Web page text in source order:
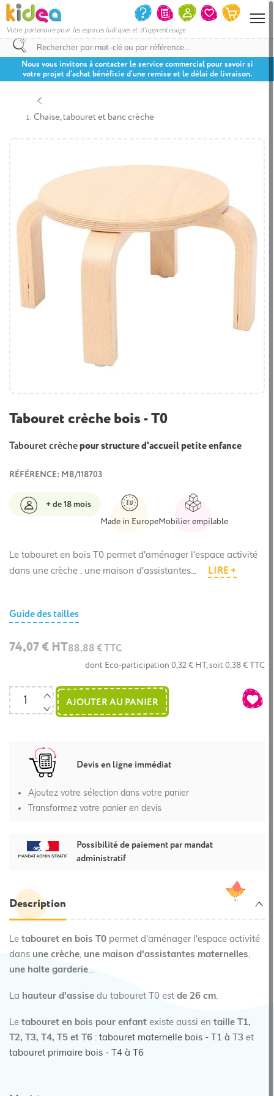
Votre partenaire pour les espaces ludiques et d'apprentissage
Nous vous invitons à contacter le service commercial pour savoir si
votre projet d’achat bénéficie d’une remise et le délai de livraison.
Chaise, tabouret et banc crèche
Tabouret crèche bois - T0
Tabouret crèche pour structure d'accueil petite enfance
RÉFÉRENCE: MB/118703
+ de 18 mois
Made in EuropeMobilier empilable
Le tabouret en bois T0 permet d'aménager l'espace activité
dans une crèche , une maison d'assistantes...
LIRE +
Guide des tailles
74,07 € HT88,88 € TTC
dont Eco-participation 0,32 € HT, soit 0,38 € TTC
AJOUTER AU PANIER
Devis en ligne immédiat
Ajoutez votre sélection dans votre panier
Transformez votre panier en devis
Possibilité de paiement par mandat
administratif
Description
Le tabouret en bois T0 permet d'aménager l'espace activité
dans une crèche, une maison d'assistantes maternelles,
une halte garderie…
La hauteur d'assise du tabouret T0 est de 26 cm.
Le tabouret en bois pour enfant existe aussi en taille T1,
T2, T3, T4, T5 et T6 : tabouret maternelle bois - T1 à T3 et
tabouret primaire bois - T4 à T6